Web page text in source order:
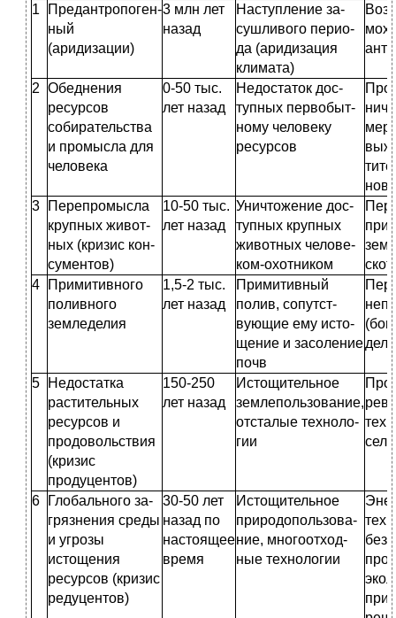
1
Предантропоген-
ный
(аридизации)
3 млн лет
назад
Наступление за­
сушливого перио­
да (аридизация
климата)
2 Обеднения
ресур­сов
собирательст­ва
и промысла для
человека
0-50 тыс.
лет назад
Недостаток дос­
тупных первобыт­
ному человеку
ресурсов
3
Перепромысла
крупных живот­
ных (кризис кон­
сументов)
10-50 тыс.
лет назад
Уничтожение дос­
тупных крупных
животных челове-
ком-охотником
4
Примитивного
поливного
земле­делия
1,5-2 тыс.
лет назад
Примитивный
полив, сопутст­
вующие ему исто­
щение и засоление
почв
5
Недостатка
расти­тельных
ресурсов и
продовольствия
(кризис
продуцен­тов)
150-250
лет назад
Истощительное
землепользование,
отсталые техноло­
гии
6
Глобального за­
грязнения среды
и угрозы
истощения
ресурсов (кризис
редуцентов)
30-50 лет
назад по
настоящее
время
Истощительное
природопользова­
ние, многоотход­
ные технологии